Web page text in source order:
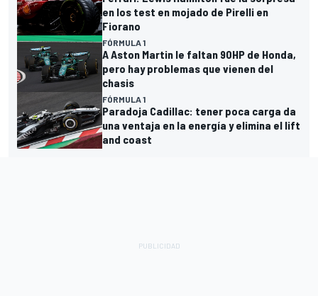
en los test en mojado de Pirelli en
Fiorano
FÓRMULA 1
A Aston Martin le faltan 90HP de Honda,
pero hay problemas que vienen del
chasis
FÓRMULA 1
Paradoja Cadillac: tener poca carga da
una ventaja en la energía y elimina el lift
and coast